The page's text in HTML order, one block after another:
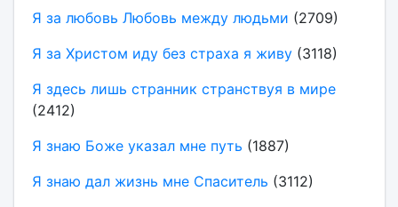
Я за любовь Любовь между людьми (2709)
Я за Христом иду без страха я живу(3118)
Я здесь лишь странник странствуя в мире
(2412)
Я знаю Боже указал мне путь (1887)
Я знаю дал жизнь мне Спаситель (3112)